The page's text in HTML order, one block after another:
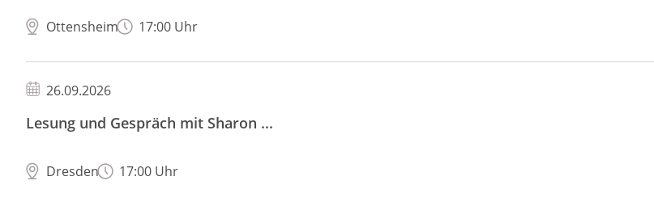
Ottensheim 17:00 Uhr
26.09.2026
Lesung und Gespräch mit Sharon ...
Dresden 17:00 Uhr